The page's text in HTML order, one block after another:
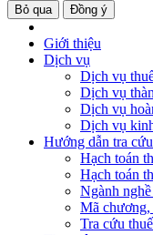
Bỏ qua Đồng ý
Giới thiệu
Dịch vụ
Dịch vụ
Dịch vụ
Dịch vụ
Dịch vụ
Hướng dẫn tra cứu
Hạch toán
Hạch toán
Ngành
Mã
Tra cứu